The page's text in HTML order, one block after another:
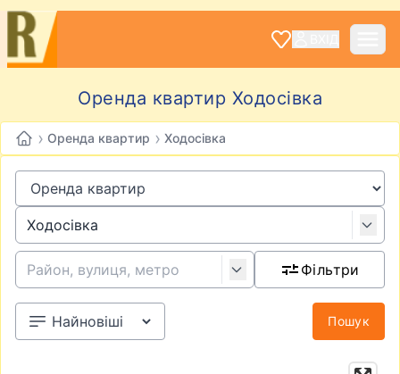
Оренда квартир Ходосівка
› Оренда квартир › Ходосівка
Фільтри
Пошук